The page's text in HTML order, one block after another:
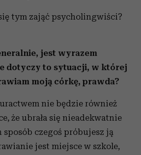
tym zająć psycholingwiści?
jest wyrazem
dotyczy to sytuacji, w której
moją córkę, prawda?
nie będzie również
że ubrała się nieadekwatnie
sposób czegoś próbujesz ją
jest miejsce w szkole,